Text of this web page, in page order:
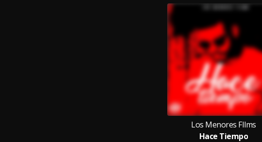
Los Menores FIlms
Hace Tiempo